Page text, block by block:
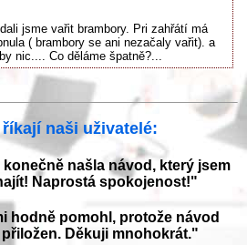
jsme vařit brambory. Pri zahřátí má
( brambory se ani nezačaly vařit). a
nic.... Co děláme špatně?...
naši uživatelé:
konečně našla návod, který jsem
Naprostá spokojenost!"
hodně pomohl, protože návod
Děkuji mnohokrát."